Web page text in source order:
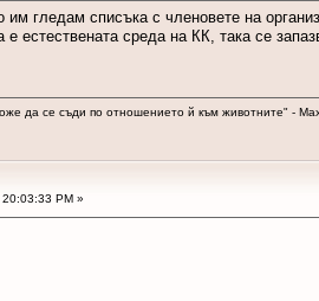
гледам списъка с членовете на
естествената среда на КК, така се
да се съди по отношението й към животните" -
PM »